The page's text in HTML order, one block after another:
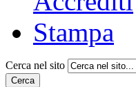
Cerca nel sito
Cerca